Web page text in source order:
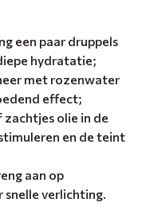
een paar druppels
hydratatie;
met rozenwater
effect;
zachtjes olie in de
en de teint
aan op
verlichting.